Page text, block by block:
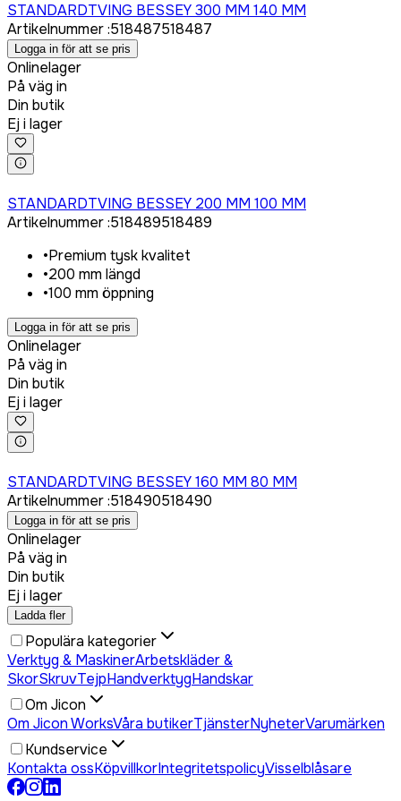
STANDARDTVING BESSEY 300 MM 140 MM
Artikelnummer:518487518487
Logga in för att se pris
Onlinelager
På väg in
Din butik
Ej i lager
STANDARDTVING BESSEY 200 MM 100 MM
Artikelnummer:518489518489
•Premium tysk kvalitet
•200 mm längd
•100 mm öppning
Logga in för att se pris
Onlinelager
På väg in
Din butik
Ej i lager
STANDARDTVING BESSEY 160 MM 80 MM
Artikelnummer:518490518490
Logga in för att se pris
Onlinelager
På väg in
Din butik
Ej i lager
Ladda fler
Populära kategorier
Verktyg & MaskinerArbetskläder &
SkorSkruvTejpHandverktygHandskar
Om Jicon
Om Jicon WorksVåra butikerTjänsterNyheterVarumärken
Kundservice
Kontakta ossKöpvillkorIntegritetspolicyVisselblåsare